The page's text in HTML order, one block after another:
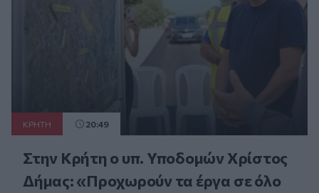
ΚΡΗΤΗ 20:49
Στην Κρήτη ο υπ. Υποδομών Χρίστος
Δήμας: «Προχωρούν τα έργα σε όλο